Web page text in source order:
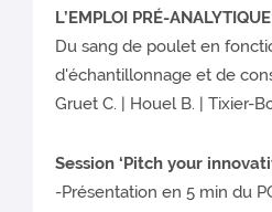
L’EMPLOI PRÉ-ANALYTIQUE
Du sang de poulet en
d'échantillonnage et de
Gruet C. | Houel B. | Tixier-
Session ‘Pitch your
-Présentation en 5 min du